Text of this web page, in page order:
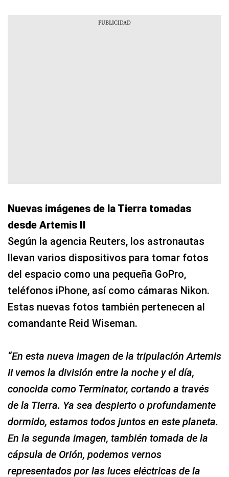
Nuevas imágenes de la Tierra tomadas
desde Artemis II
Según la agencia Reuters, los astronautas
llevan varios dispositivos para tomar fotos
del espacio como una pequeña GoPro,
teléfonos iPhone, así como cámaras Nikon.
Estas nuevas fotos también pertenecen al
comandante Reid Wiseman.
“En esta nueva imagen de la tripulación Artemis
II vemos la división entre la noche y el día,
conocida como Terminator, cortando a través
de la Tierra. Ya sea despierto o profundamente
dormido, estamos todos juntos en este planeta.
En la segunda imagen, también tomada de la
cápsula de Orión, podemos vernos
representados por las luces eléctricas de la